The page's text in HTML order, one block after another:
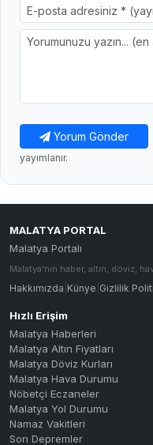
Yorum Gönder
yayımlanır.
MALATYA PORTAL
Malatya Portalı
Malatya'nın haber, altın, döviz,
Hakkımızda Künye Gizlilik
Hızlı Erişim
Malatya Haberleri
Malatya Altın Fiyatları
Malatya Döviz Kurları
Malatya Hava Durumu
Nöbetçi Eczaneler
Malatya Yol Durumu
Namaz Vakitleri
Son Depremler